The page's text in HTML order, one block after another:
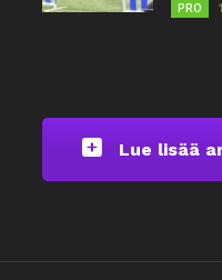
PRO
Lue lisää